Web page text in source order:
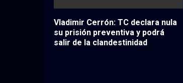
Vladimir Cerrón: TC declara nula
su prisión preventiva y podrá
salir de la clandestinidad